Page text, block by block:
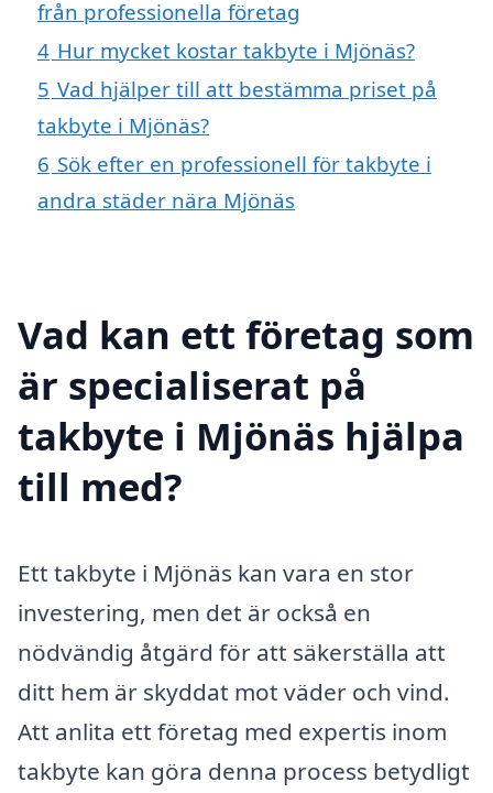
från professionella företag
4 Hur mycket kostar takbyte i Mjönäs?
5 Vad hjälper till att bestämma priset på
takbyte i Mjönäs?
6 Sök efter en professionell för takbyte i
andra städer nära Mjönäs
Vad kan ett företag som
är specialiserat på
takbyte i Mjönäs hjälpa
till med?
Ett takbyte i Mjönäs kan vara en stor
investering, men det är också en
nödvändig åtgärd för att säkerställa att
ditt hem är skyddat mot väder och vind.
Att anlita ett företag med expertis inom
takbyte kan göra denna process betydligt